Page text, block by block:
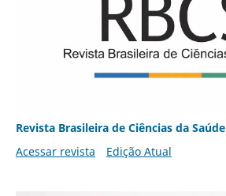
Revista Brasileira de Ciências da Saúde
Acessar revista
Edição Atual